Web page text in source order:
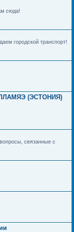
сюда!
городской транспорт!
(ЭСТОНИЯ)
связанные с